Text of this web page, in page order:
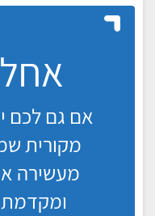
אם גם לכם
מקורית
מעשירה
ומקדמת